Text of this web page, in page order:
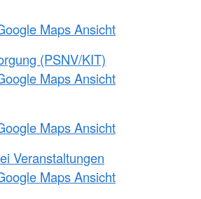
Maps Ansicht
(PSNV/KIT)
Maps Ansicht
Maps Ansicht
Veranstaltungen
Maps Ansicht